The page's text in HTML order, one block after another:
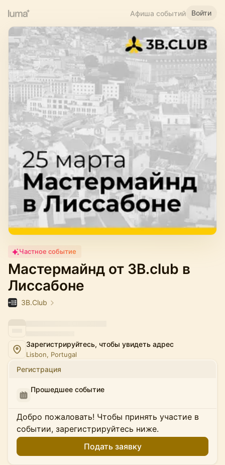
Афиша событий Войти
Частное событие
Мастермайнд от 3B.club в
Лиссабоне
3B.Club
Зарегистрируйтесь, чтобы увидеть адрес
Lisbon, Portugal
Регистрация
Прошедшее событие
Добро пожаловать! Чтобы принять участие в
событии, зарегистрируйтесь ниже.
Подать заявку